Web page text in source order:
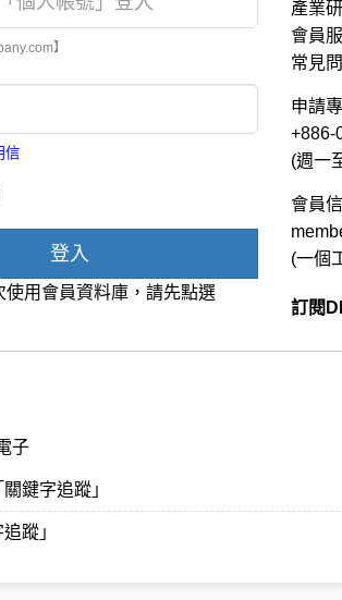
】
信
登入
用會員資料庫，請先點選
產業
會員
常見
申請
+886-
(週一
會員
(一個
訂閱
子
鍵字追蹤」
蹤」